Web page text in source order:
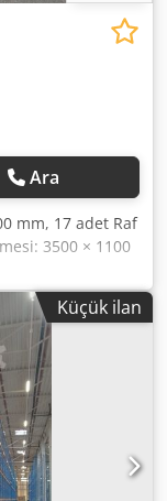
Ara
mm, 17 adet Raf
3500 × 1100
adet Raf dikme
× 65 mm, 199
Vagon rayı: 8650
rayı: 7860 mm,
adet Vagon uç
1400 mm, 70
Küçük ilan